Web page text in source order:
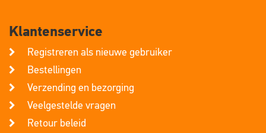
Klantenservice
Registreren als nieuwe gebruiker
Bestellingen
Verzending en bezorging
Veelgestelde vragen
Retour beleid